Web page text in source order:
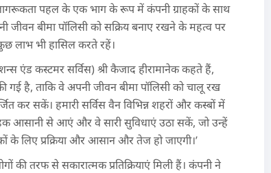
पहल के एक भाग के रूप में कंपनी ग्राहकों के साथ
बीमा पॉलिसी को सक्रिय बनाए रखने के महत्व पर
लाभ भी हासिल करते रहें।
कस्टमर सर्विस) श्री कैजाद हीरामानेक कहते हैं,
गई है, ताकि वे अपनी जीवन बीमा पॉलिसी को चालू रख
कर सकें। हमारी सर्विस वैन विभिन्न शहरों और कस्बों में
आसानी से आएं और वे सारी सुविधाएं उठा सकें, जो उन्हें
के लिए प्रक्रिया और आसान और तेज हो जाएगी।’
की तरफ से सकारात्मक प्रतिक्रियाएं मिली हैं। कंपनी ने